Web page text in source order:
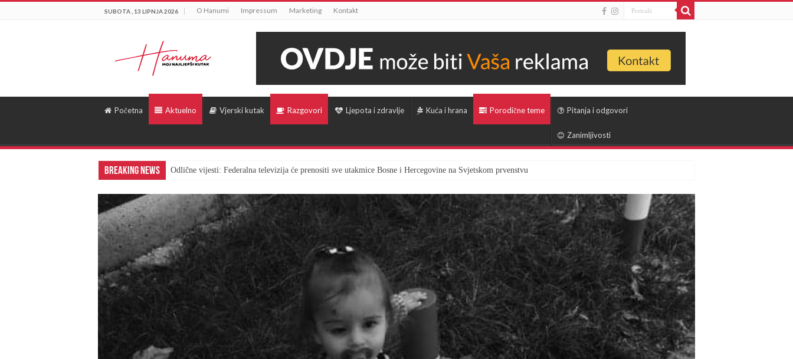
SUBOTA , 13 LIPNJA 2026 O Hanumi Impressum Marketing Kontakt
Početna Aktuelno Vjerski kutak Razgovori Ljepota i zdravlje Kuća i hrana Porodične teme Pitanja i odgovori
Zanimljivosti
Breaking News Odlične vijesti: Federalna televizija će prenositi sve utakmice Bosne i Hercegovine na Svjetskom prvenstvu